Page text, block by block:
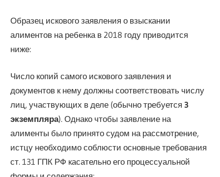
Образец искового заявления о взыскании
алиментов на ребенка в 2018 году приводится
ниже:
Число копий самого искового заявления и
документов к нему должны соответствовать числу
лиц, участвующих в деле (обычно требуется 3
экземпляра). Однако чтобы заявление на
алименты было принято судом на рассмотрение,
истцу необходимо соблюсти основные требования
ст. 131 ГПК РФ касательно его процессуальной